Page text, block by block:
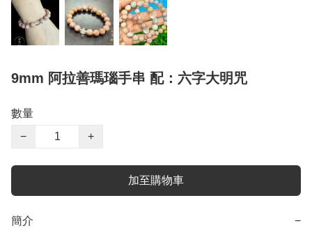
9mm 阿拉善瑪瑙手串 配：六字大明咒
數量
−
+
加至購物車
簡介 −